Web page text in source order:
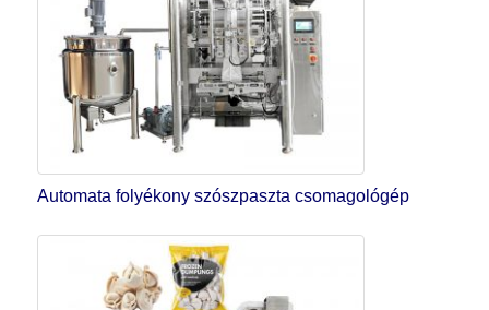
Automata folyékony szószpaszta csomagológép